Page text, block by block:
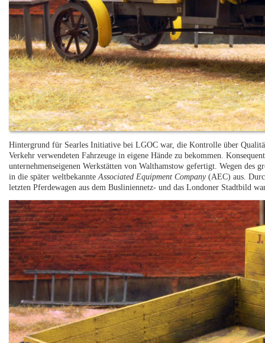
Hintergrund für Searles Initiative bei LGOC war, die Kontrolle über
Verkehr verwendeten Fahrzeuge in eigene Hände zu bekommen.
unternehmenseigenen Werkstätten von Walthamstow gefertigt. Wegen
in die später weltbekannteAssociated Equipment Company(AEC) aus.
letzten Pferdewagen aus dem Busliniennetz- und das Londoner Stadtbild